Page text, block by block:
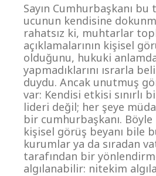
Sayın Cumhurbaşkanı bu
ucunun kendisine
rahatsız ki, muhtarlar
açıklamalarının kişisel
olduğunu, hukuki
yapmadıklarını ısrarla
duydu. Ancak unutmuş
var: Kendisi etkisi sınırlı
lideri değil; her şeye
bir cumhurbaşkanı.
kişisel görüş beyanı bile
kurumlar ya da sıradan
tarafından bir
algılanabilir: nitekim